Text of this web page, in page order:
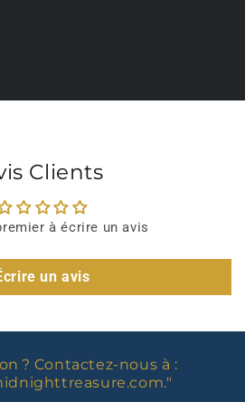
Clients
à écrire un avis
un avis
? Contactez-nous à :
."